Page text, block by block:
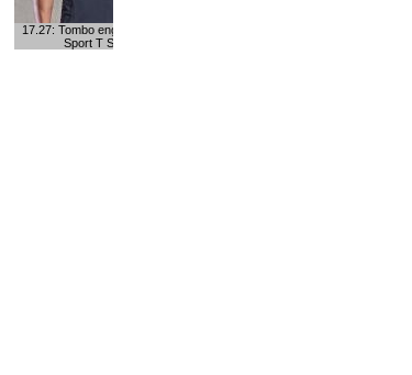
17.27: Tombo enges Herren
Sport T Shirt